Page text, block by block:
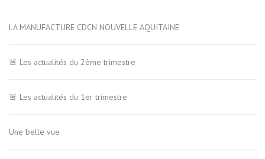
LA MANUFACTURE CDCN NOUVELLE AQUITAINE
🚨 Les actualités du 2ème trimestre
🚨 Les actualités du 1er trimestre
Une belle vue